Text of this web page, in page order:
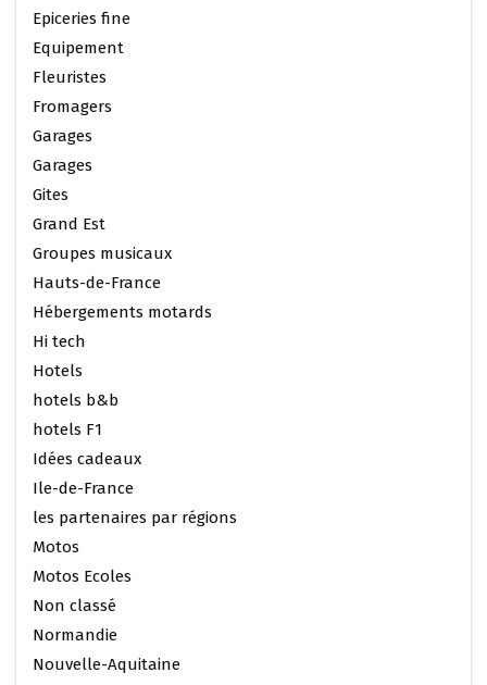
Epiceries fine
Equipement
Fleuristes
Fromagers
Garages
Garages
Gites
Grand Est
Groupes musicaux
Hauts-de-France
Hébergements motards
Hi tech
Hotels
hotels b&b
hotels F1
Idées cadeaux
Ile-de-France
les partenaires par régions
Motos
Motos Ecoles
Non classé
Normandie
Nouvelle-Aquitaine